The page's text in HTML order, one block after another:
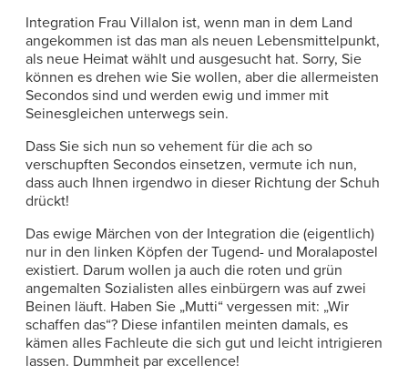
Integration Frau Villalon ist, wenn man in dem Land
angekommen ist das man als neuen Lebensmittelpunkt,
als neue Heimat wählt und ausgesucht hat. Sorry, Sie
können es drehen wie Sie wollen, aber die allermeisten
Secondos sind und werden ewig und immer mit
Seinesgleichen unterwegs sein.
Dass Sie sich nun so vehement für die ach so
verschupften Secondos einsetzen, vermute ich nun,
dass auch Ihnen irgendwo in dieser Richtung der Schuh
drückt!
Das ewige Märchen von der Integration die (eigentlich)
nur in den linken Köpfen der Tugend- und Moralapostel
existiert. Darum wollen ja auch die roten und grün
angemalten Sozialisten alles einbürgern was auf zwei
Beinen läuft. Haben Sie „Mutti“ vergessen mit: „Wir
schaffen das“? Diese infantilen meinten damals, es
kämen alles Fachleute die sich gut und leicht intrigieren
lassen. Dummheit par excellence!